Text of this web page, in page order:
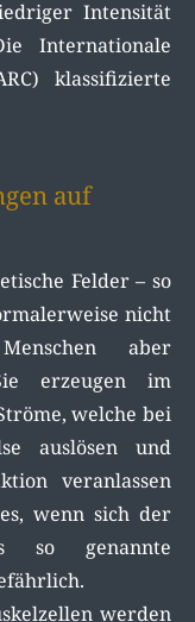
Intensität
Internationale
klassifizierte
auf
Felder – so
nicht
aber
erzeugen im
welche bei
auslösen und
veranlassen
wenn sich der
so genannte
werden